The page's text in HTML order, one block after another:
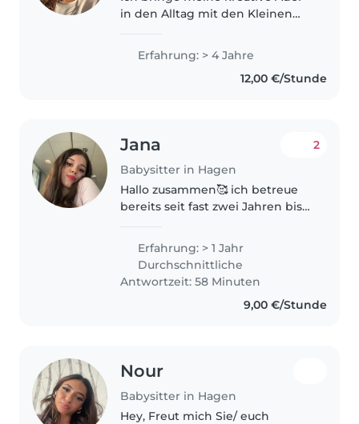
in den Alltag mit den Kleinen
Erfahrung mit Kindern jeden
Alters. Ich bin zuverlässig,
einfühlsam und liebe es,
Erfahrung: > 4 Jahre
12,00 €/Stunde
Jana
Babysitter in Hagen
2
Hallo zusammen🥰 ich betreue
bereits seit fast zwei Jahren bis
es macht mir großen Spaß.
Komme aus Hagen bin aber
auch offen dafür in andere
Städte..
Erfahrung: > 1 Jahr
Durchschnittliche
Antwortzeit: 58 Minuten
9,00 €/Stunde
Nour
Babysitter in Hagen
Hey, Freut mich Sie/ euch